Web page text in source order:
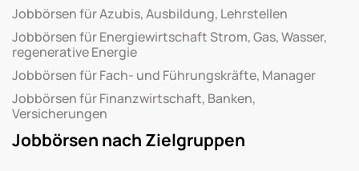
Jobbörsen für Azubis, Ausbildung, Lehrstellen
Jobbörsen für Energiewirtschaft Strom, Gas, Wasser,
regenerative Energie
Jobbörsen für Fach- und Führungskräfte, Manager
Jobbörsen für Finanzwirtschaft, Banken,
Versicherungen
Jobbörsen nach Zielgruppen